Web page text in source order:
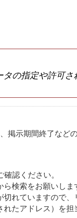
タの指定や許可さ
掲示期間終了など
認ください。
検索をお願いしま
れていますので、
れたアドレス）を担